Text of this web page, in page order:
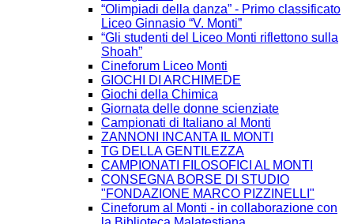
“Olimpiadi della danza” - Primo classificato
Liceo Ginnasio “V. Monti”
“Gli studenti del Liceo Monti riflettono sulla
Shoah”
Cineforum Liceo Monti
GIOCHI DI ARCHIMEDE
Giochi della Chimica
Giornata delle donne scienziate
Campionati di Italiano al Monti
ZANNONI INCANTA IL MONTI
TG DELLA GENTILEZZA
CAMPIONATI FILOSOFICI AL MONTI
CONSEGNA BORSE DI STUDIO
"FONDAZIONE MARCO PIZZINELLI"
Cineforum al Monti - in collaborazione con